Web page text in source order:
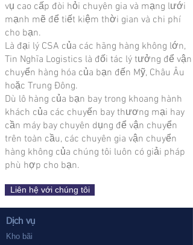
vụ cao cấp đòi hỏi chuyên gia và mạng lưới
mạnh mẽ để tiết kiệm thời gian và chi phí
cho bạn.
Là đại lý CSA của các hãng hàng không lớn,
Tin Nghĩa Logistics là đối tác lý tưởng để vận
chuyển hàng hóa của bạn đến Mỹ, Châu Âu
hoặc Trung Đông.
Dù lô hàng của bạn bay trong khoang hành
khách của các chuyến bay thương mại hay
cần máy bay chuyên dụng để vận chuyển
trên toàn cầu, các chuyên gia vận chuyển
hàng không của chúng tôi luôn có giải pháp
phù hợp cho bạn.
Liên hệ với chúng tôi
Dịch vụ
Kho bãi